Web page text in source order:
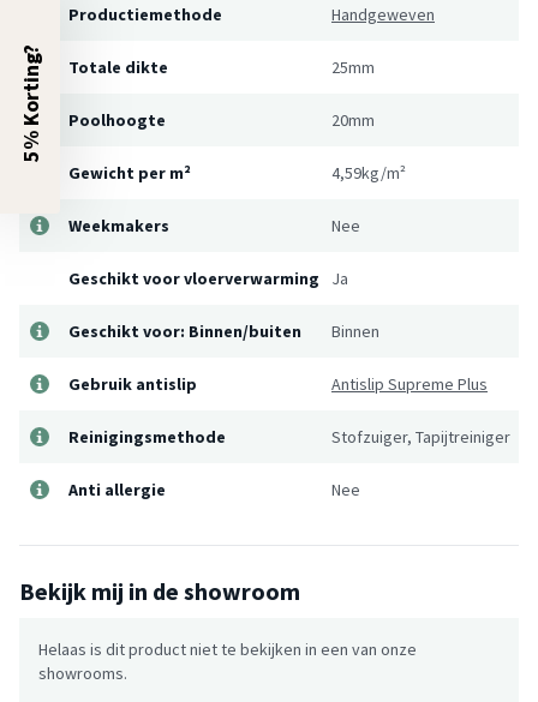
Productiemethode Handgeweven
Totale dikte 25mm
Poolhoogte 20mm
Gewicht per m² 4,59kg/m²
Weekmakers Nee
Geschikt voor vloerverwarming Ja
Geschikt voor: Binnen/buiten Binnen
Gebruik antislip Antislip Supreme Plus
Reinigingsmethode Stofzuiger, Tapijtreiniger
Anti allergie Nee
Bekijk mij in de showroom
Helaas is dit product niet te bekijken in een van onze
showrooms.
5% Korting?